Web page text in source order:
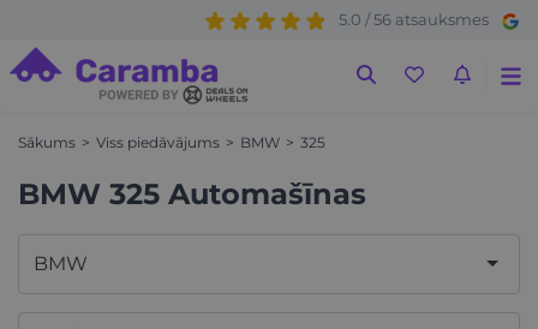
5.0 / 56 atsauksmes
Sākums Viss piedāvājums BMW 325
BMW 325 Automašīnas
BMW